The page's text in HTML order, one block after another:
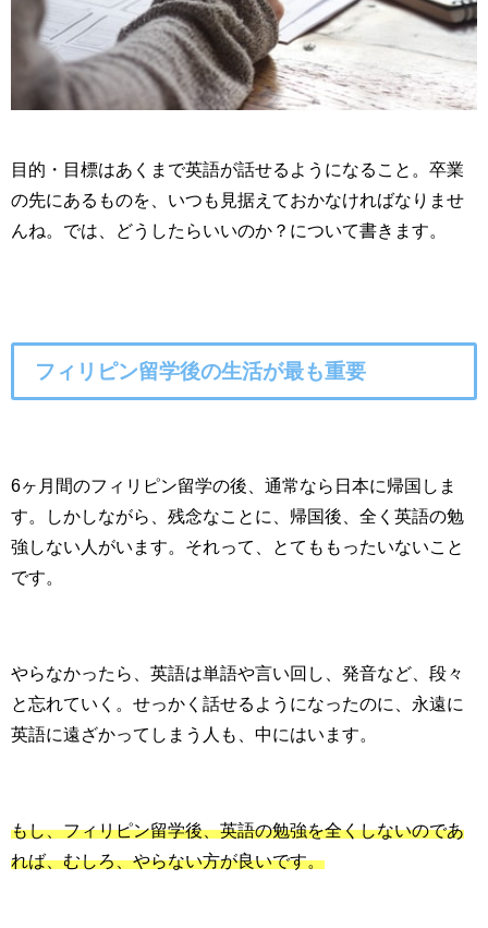
目的・目標はあくまで英語が話せるようになること。卒業
の先にあるものを、いつも見据えておかなければなりませ
んね。では、どうしたらいいのか？について書きます。
フィリピン留学後の生活が最も重要
6ヶ月間のフィリピン留学の後、通常なら日本に帰国しま
す。しかしながら、残念なことに、帰国後、全く英語の勉
強しない人がいます。それって、とてももったいないこと
です。
やらなかったら、英語は単語や言い回し、発音など、段々
と忘れていく。せっかく話せるようになったのに、永遠に
英語に遠ざかってしまう人も、中にはいます。
もし、フィリピン留学後、英語の勉強を全くしないのであ
れば、むしろ、やらない方が良いです。